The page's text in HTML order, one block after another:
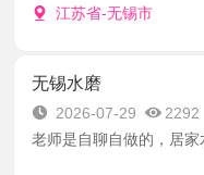
江苏省-无锡市
无锡水磨
2026-07-29
2292
老师是自聊自做的，居家